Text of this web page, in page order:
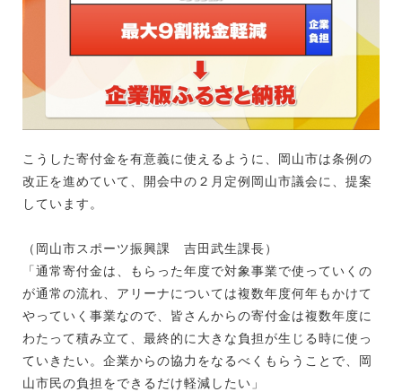
こうした寄付金を有意義に使えるように、岡山市は条例の
改正を進めていて、開会中の２月定例岡山市議会に、提案
しています。
（岡山市スポーツ振興課 吉田武生課長）
「通常寄付金は、もらった年度で対象事業で使っていくの
が通常の流れ、アリーナについては複数年度何年もかけて
やっていく事業なので、皆さんからの寄付金は複数年度に
わたって積み立て、最終的に大きな負担が生じる時に使っ
ていきたい。企業からの協力をなるべくもらうことで、岡
山市民の負担をできるだけ軽減したい」